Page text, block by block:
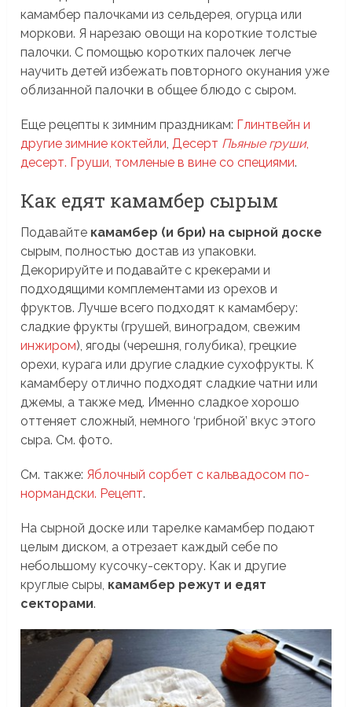
камамбер палочками из сельдерея, огурца или
моркови. Я нарезаю овощи на короткие толстые
палочки. С помощью коротких палочек легче
научить детей избежать повторного окунания уже
облизанной палочки в общее блюдо с сыром.
Еще рецепты к зимним праздникам: Глинтвейн и
другие зимние коктейли,Десерт Пьяные груши,
десерт. Груши, томленые в вине со специями.
Как едят камамбер сырым
Подавайте камамбер (и бри) на сырной доске
сырым, полностью достав из упаковки.
Декорируйте и подавайте с крекерами и
подходящими комплементами из орехов и
фруктов. Лучше всего подходят к камамберу:
сладкие фрукты (грушей, виноградом, свежим
инжиром), ягоды (черешня, голубика), грецкие
орехи, курага или другие сладкие сухофрукты. К
камамберу отлично подходят сладкие чатни или
джемы, а также мед. Именно сладкое хорошо
оттеняет сложный, немного ‘грибной’ вкус этого
сыра. См. фото.
См. также: Яблочный сорбет с кальвадосом по-
нормандски. Рецепт.
На сырной доске или тарелке камамбер подают
целым диском, а отрезает каждый себе по
небольшому кусочку-сектору. Как и другие
круглые сыры, камамбер режут и едят
секторами.